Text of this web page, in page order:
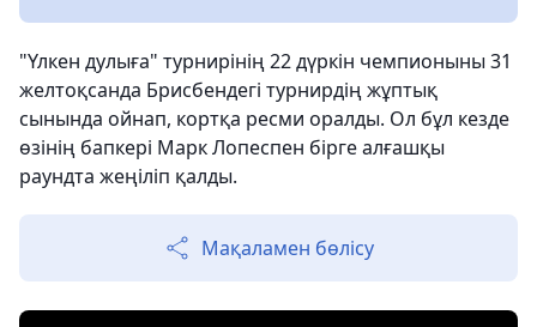
"Үлкен дулыға" турнирінің 22 дүркін чемпионыны 31
желтоқсанда Брисбендегі турнирдің жұптық
сынында ойнап, кортқа ресми оралды. Ол бұл кезде
өзінің бапкері Марк Лопеспен бірге алғашқы
раундта жеңіліп қалды.
Мақаламен бөлісу